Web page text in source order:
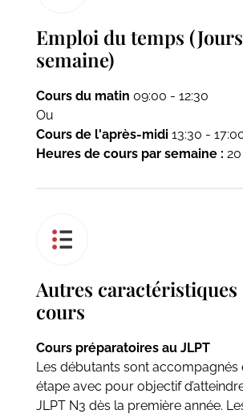
Emploi du temps
semaine)
Cours du matin 09:00 - 12:30
Ou
Cours de l'après-midi13:30 -
Heures de cours par semaine : 20
Autres caractéristiques
cours
Cours préparatoires au JLPT
Les débutants sont accompagnés
étape avec pour objectif
JLPT N3 dès la première année.